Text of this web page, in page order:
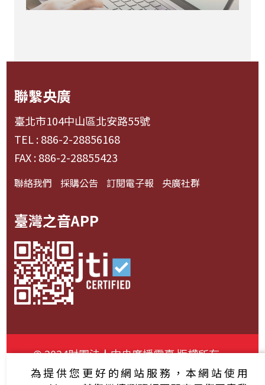
聯繫央廣
臺北市104中山區北安路55號
TEL : 886-2-28856168
FAX : 886-2-28855423
聯絡我們 採購公告 訂閱電子報 央廣社群
臺灣之音APP
© 2024財團法人中央廣播電臺 版權所有
資通安全政策聲明
服務條款 隱私權條款
為提供您更好的網站服務，本網站使用